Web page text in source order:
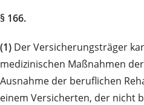
§ 166.
(1) Der Versicherungsträger
medizinischen Maßnahmen
Ausnahme der beruflichen
einem Versicherten, der nicht